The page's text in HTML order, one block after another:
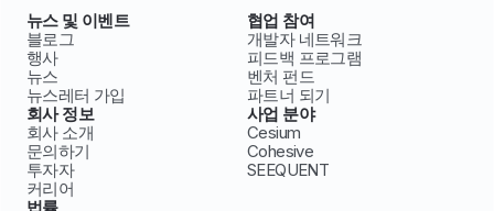
뉴스 및 이벤트
블로그
행사
뉴스
뉴스레터 가입
협업 참여
개발자 네트워크
피드백 프로그램
벤처 펀드
파트너 되기
회사 정보
회사 소개
문의하기
투자자
커리어
사업 분야
Cesium
Cohesive
SEEQUENT